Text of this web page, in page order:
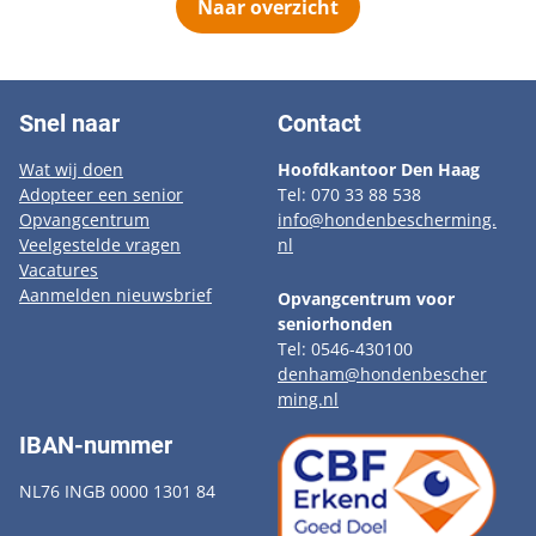
Naar overzicht
Snel naar
Wat wij doen
Adopteer een senior
Opvangcentrum
Veelgestelde vragen
Vacatures
Aanmelden nieuwsbrief
Contact
Hoofdkantoor Den Haag
Tel: 070 33 88 538
info@hondenbescherming.
nl
Opvangcentrum voor
seniorhonden
Tel: 0546-430100
denham@hondenbescher
ming.nl
IBAN-nummer
NL76 INGB 0000 1301 84